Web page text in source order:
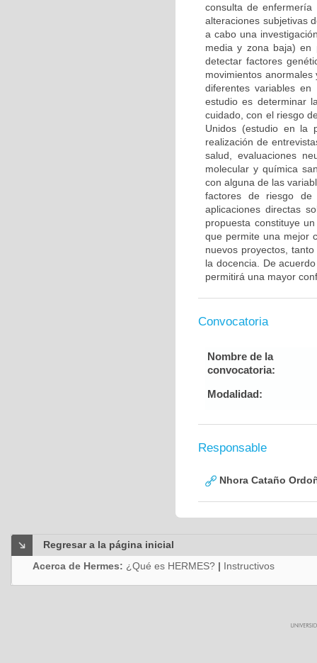
consulta de
alteraciones subjetivas
a cabo una
media y zona baja)
detectar factores
movimientos
diferentes variables
estudio es determinar
cuidado, con el riesgo
Unidos (estudio en la
realización de
salud, evaluaciones
molecular y química
con alguna de las
factores de riesgo de
aplicaciones directas
propuesta constituye
que permite una mejor
nuevos proyectos,
la docencia. De
permitirá una mayor
Convocatoria
Nombre de la
convocatoria:
Modalidad:
Responsable
Nhora Cataño
Regresar a la página inicial
Acerca de Hermes: ¿Qué es HERMES? | Instructivos